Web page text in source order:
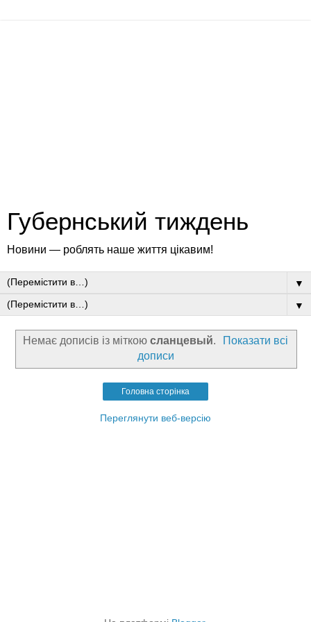
Губернський тиждень
Новини — роблять наше життя цікавим!
▼
▼
Немає дописів із міткою сланцевый.
Показати всі
дописи
Головна сторінка
Переглянути веб-версію